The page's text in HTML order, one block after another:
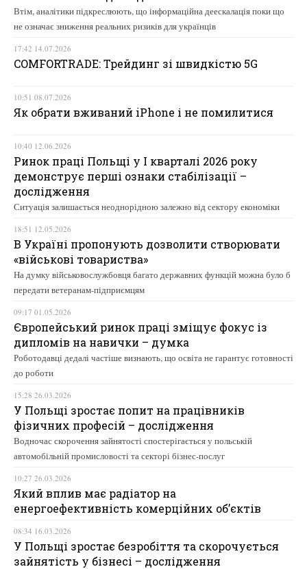
Втім, аналітики підкреслюють, що інформаційна деескалація поки що
не означає зниження реальних ризиків для українців
17:42 14.07.2026
COMFORTRADE: Трейдинг зі швидкістю 5G
10:51 08.07.2026
Як обрати вживаний iPhone і не помилитися
10:40 12.06.2026
Ринок праці Польщі у І кварталі 2026 року
демонструє перші ознаки стабілізації –
дослідження
Ситуація залишається неоднорідною залежно від сектору економіки
18:51 12.05.2026
В Україні пропонують дозволити створювати
«військові товариства»
На думку військовослужбовця багато державних функцій можна було б
передати ветеранам-підприємцям
09:17 01.05.2026
Європейський ринок праці зміщує фокус із
дипломів на навички – думка
Роботодавці дедалі частіше визнають, що освіта не гарантує готовності
до роботи
15:28 26.03.2026
У Польщі зростає попит на працівників
фізичних професій – дослідження
Водночас скорочення зайнятості спостерігається у польській
автомобільній промисловості та секторі бізнес-послуг
10:27 26.03.2026
Який вплив має радіатор на
енергоефективність комерційних об’єктів
08:34 16.03.2026
У Польщі зростає безробіття та скорочується
зайнятість у бізнесі – дослідження